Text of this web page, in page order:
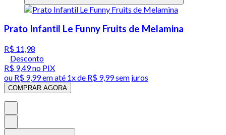
Prato Infantil Le Funny Fruits de Melamina
R$ 11,98
Desconto
R$ 9,49no PIX
ou R$ 9,99em até 1x de R$ 9,99sem juros
COMPRAR AGORA